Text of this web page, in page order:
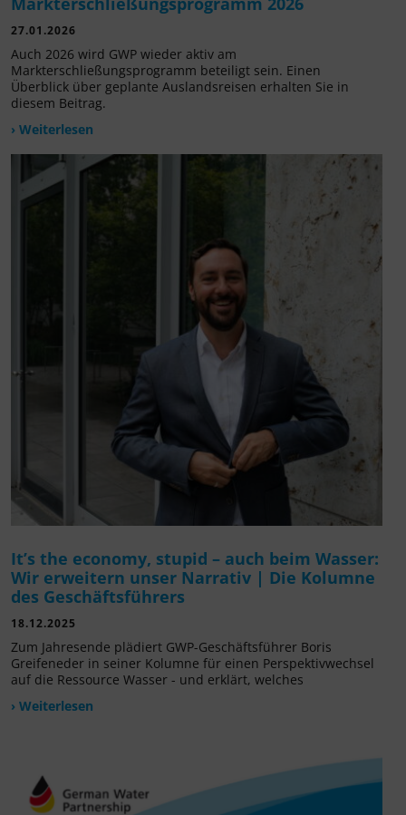
27.01.2026
Auch 2026 wird GWP wieder aktiv am
Markterschließungsprogramm beteiligt sein. Einen
Überblick über geplante Auslandsreisen erhalten Sie in
diesem Beitrag.
› Weiterlesen
It’s the economy, stupid – auch beim Wasser:
Wir erweitern unser Narrativ | Die Kolumne
des Geschäftsführers
18.12.2025
Zum Jahresende plädiert GWP-Geschäftsführer Boris
Greifeneder in seiner Kolumne für einen Perspektivwechsel
auf die Ressource Wasser - und erklärt, welches
› Weiterlesen